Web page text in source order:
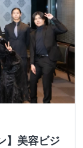
】美容ビジ